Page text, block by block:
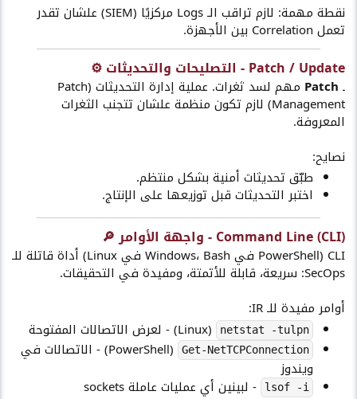
نقطة مهمة: لازم تراقب الـ Logs مركزيًا (SIEM) علشان تقدر
تعمل Correlation بين الأجهزة.
Patch / Update - التصليحات والتحديثات ⚙️​
ـ Patch مهم لسد ثغرات. عملية إدارة التحديثات (Patch
Management) لازم تكون منظمة علشان تتجنب الثغرات
المعروفة.
نصايح:
طبّق تحديثات أمنية بشكل منتظم.
اختبر التحديثات قبل توزيعها على الإنتاج.
Command Line (CLI) - واجهة الأوامر 🔎​
CLI (PowerShell في Windows، Bash في Linux) أداة قاتلة للـ
SecOps: سريعة، قابلة للأتمتة، ومفيدة في التحقيقات.
أوامر مفيدة للـ IR:
netstat -tulpn (Linux) - لعرض الاتصالات المفتوحة
Get-NetTCPConnection
(PowerShell) - الاتصالات في
ويندوز
lsof -i - لبينين أي عمليات عاملة sockets